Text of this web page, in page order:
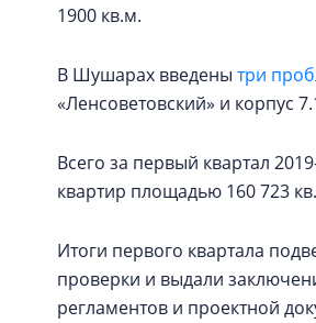
1900 кв.м.
В Шушарах введены три
«Ленсоветовский» и корпус
Всего за первый квартал
квартир площадью 160 723
Итоги первого квартала
проверки и выдали
регламентов и проектной